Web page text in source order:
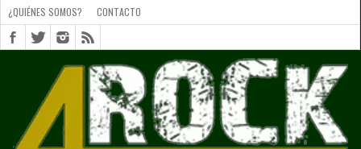
SOMOS?
CONTACTO
SHORTS
¿QUIÉNES SOMOS? CONTACTO